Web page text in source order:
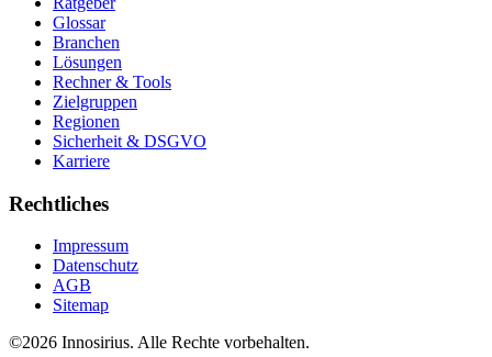
Glossar
Branchen
Lösungen
Rechner & Tools
Zielgruppen
Regionen
Sicherheit & DSGVO
Karriere
Rechtliches
Impressum
Datenschutz
AGB
Sitemap
©2026 Innosirius. Alle Rechte vorbehalten.